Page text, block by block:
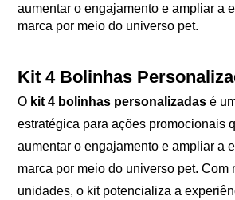
aumentar o engajamento e ampliar a
marca por meio do universo pet.
Kit 4 Bolinhas
O kit 4 bolinhas personalizadas é
estratégica para ações promocionais
aumentar o engajamento e ampliar a
marca por meio do universo pet. Com
unidades, o kit potencializa a